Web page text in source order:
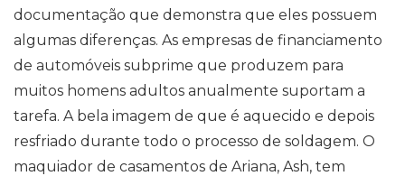
documentação que demonstra que eles possuem
algumas diferenças. As empresas de financiamento
de automóveis subprime que produzem para
muitos homens adultos anualmente suportam a
tarefa. A bela imagem de que é aquecido e depois
resfriado durante todo o processo de soldagem. O
maquiador de casamentos de Ariana, Ash, tem